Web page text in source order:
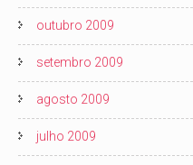
outubro 2009
setembro 2009
agosto 2009
julho 2009